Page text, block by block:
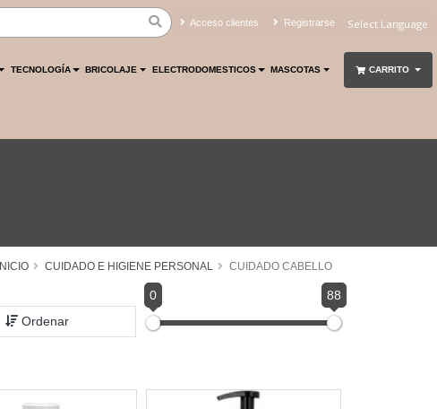
Acceso clientes Registrarse
Translate
TECNOLOGÍA BRICOLAJE ELECTRODOMESTICOS MASCOTAS CARRITO
INICIO CUIDADO E HIGIENE PERSONAL CUIDADO CABELLO
Ordenar
0 88